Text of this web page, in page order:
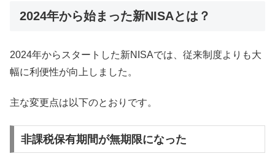
2024年から始まった新NISAとは？
2024年からスタートした新NISAでは、従来制度よりも大
幅に利便性が向上しました。
主な変更点は以下のとおりです。
非課税保有期間が無期限になった